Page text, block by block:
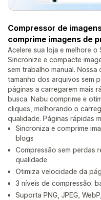
Compressor de
comprime imagens de
Acelere sua loja e melhore o
Sincronize e compacte
sem trabalho manual.
tamanho dos arquivos sem
páginas a carregarem mais
busca. Nabu comprime e
cliques, melhorando o
qualidade. Páginas rápidas
Sincroniza e comprime
blogs
Compressão sem perdas
qualidade
Otimiza velocidade da
3 níveis de compressão:
Suporta PNG, JPEG,